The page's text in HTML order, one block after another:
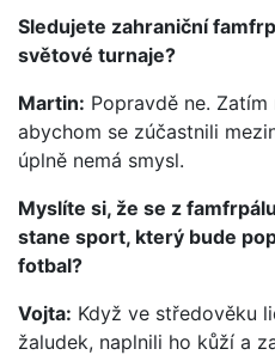
Sledujete zahraniční
světové turnaje?
Martin: Popravdě ne.
abychom se zúčastnili
úplně nemá smysl.
Myslíte si, že se z
stane sport, který bude
fotbal?
Vojta: Když ve středověku
žaludek, naplnili ho kůží a